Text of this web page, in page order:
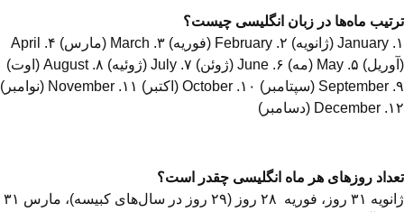
ترتیب ماه‌ها در زبان انگلیسی چیست؟
۱. January (ژانویه) ۲. February (فوریه) ۳. March (مارس) ۴. April
(آوریل) ۵. May (مه) ۶. June (ژوئن) ۷. July (ژوئیه) ۸. August (اوت)
۹. September (سپتامبر) ۱۰. October (اکتبر) ۱۱. November (نوامبر)
۱۲. December (دسامبر)
تعداد روزهای هر ماه انگلیسی چقدر است؟
ژانویه ۳۱ روز، فوریه ۲۸ روز (۲۹ روز در سال‌های کبیسه)، مارس ۳۱